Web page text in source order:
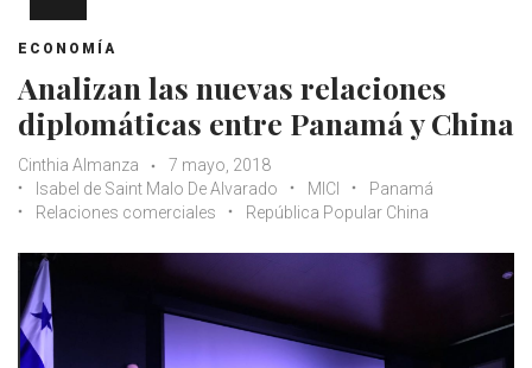
ECONOMÍA
Analizan las nuevas relaciones
diplomáticas entre Panamá y China
Cinthia Almanza
7 mayo, 2018
Isabel de Saint Malo De Alvarado
MICI
Panamá
Relaciones comerciales
República Popular China